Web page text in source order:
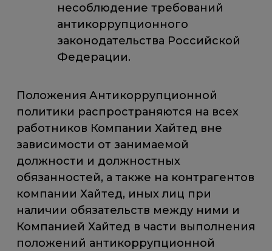
несоблюдение требований
антикоррупционного
законодательства Российской
Федерации.
Положения Антикоррупционной
политики распространяются на всех
работников Компании Хайтед вне
зависимости от занимаемой
должности и должностных
обязанностей, а также на контрагентов
компании Хайтед, иных лиц при
наличии обязательств между ними и
Компанией Хайтед в части выполнения
положений антикоррупционной